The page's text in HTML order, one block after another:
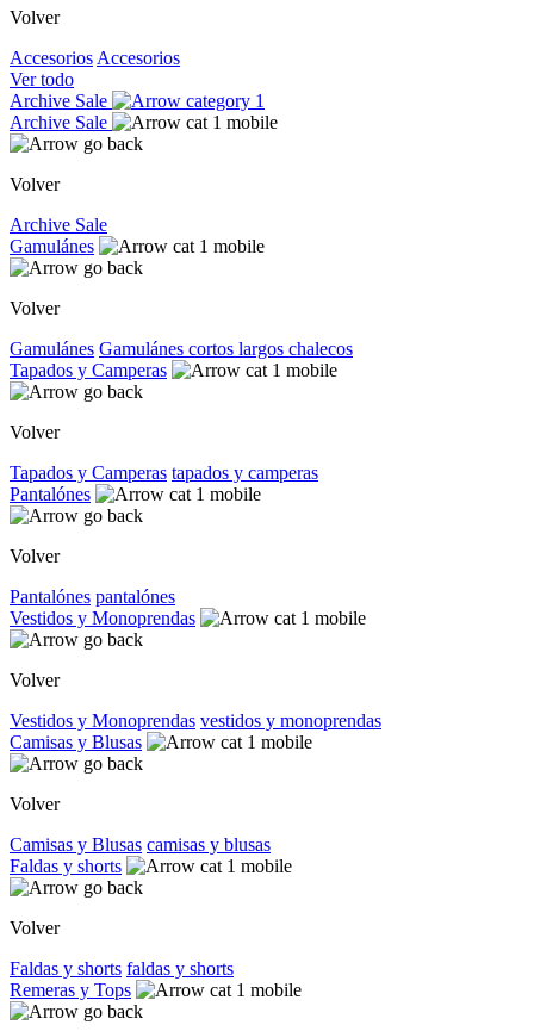
Volver
Accesorios Accesorios
Ver todo
Archive Sale
Archive Sale
Volver
Archive Sale
Gamulánes
Volver
Gamulánes Gamulánes cortos largos chalecos
Tapados y Camperas
Volver
Tapados y Camperas tapados y camperas
Pantalónes
Volver
Pantalónes pantalónes
Vestidos y Monoprendas
Volver
Vestidos y Monoprendas vestidos y monoprendas
Camisas y Blusas
Volver
Camisas y Blusas camisas y blusas
Faldas y shorts
Volver
Faldas y shorts faldas y shorts
Remeras y Tops